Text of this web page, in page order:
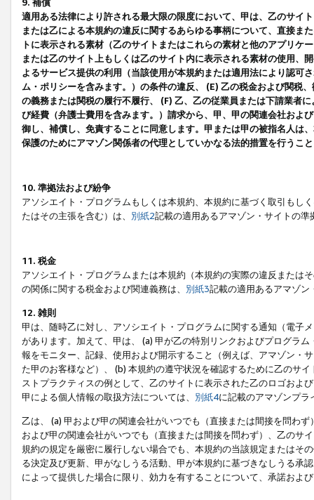
9. 補償
適用ある法律により許される最大限の限度において、甲は、乙のサイ
または乙による本規約の違反に関するあらゆる事柄について、直接ま
トに表示される素材（乙のサイトまたはこれらの素材と他のアプリ
または乙のサイト上もしくは乙のサイト内に表示される素材の使用、
よるサービス提供の利用（当該使用が本規約または適用法により認可
ム・ポリシーを含みます。）の条件の違反、 (E) 乙の税金および関税
の義務または関税の履行不履行、 (F) 乙、乙の従業員または下請業者
び経費（弁護士費用を含みます。）請求から、甲、甲の関連会社およ
御し、補償し、免責することに同意します。甲または甲の被指名人は
保護のためにアマゾン関係者の代理としていかなる法的措置を行うこ
10. 準拠法および紛争
アソシエイト・プログラムもしくは本規約、本規約に基づく取引もし
たはその主張を含む）は、 別紙2記載の適用あるアマゾン・サイトの
11. 税金
アソシエイト・プログラムまたは本規約（本規約の実際の違反または
の関係に関する税金および関連義務は、 別紙3記載の適用あるアマゾン
12. 雑則
甲は、随時乙に対し、アソシエイト・プログラムに関する通知（電子
があります。加えて、甲は、 (a) 甲が乙の特別リンクおよびプログラ
報をモニター、記録、使用および開示すること（例えば、アマゾン・
た甲のお客様など）、 (b) 本規約の遵守状況を確認するために乙のサ
ストプラクティスの例として、乙のサイトに表示された乙のロゴおよ
甲による個人情報の取扱方法については、 別紙4に記載のアマゾンプ
乙は、 (a) 甲および甲の関連会社がいつでも（直接または間接を問わ
および甲の関連会社がいつでも（直接または間接を問わず）、乙のサ
規約の規定を厳密に履行しない場合でも、本規約の当該規定またはそ
る決定及び更新、甲がなしうる活動、甲が本規約に基づきなしうる承
によって提供した場合に限り、効力を有することについて、承諾およ